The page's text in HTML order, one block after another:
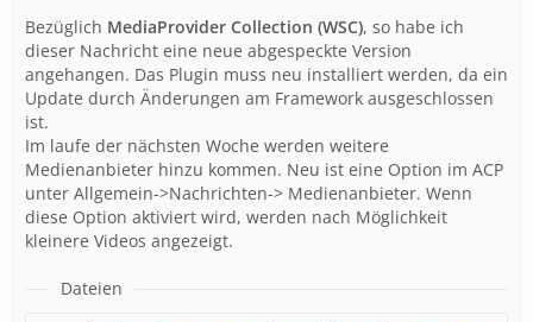
Bezüglich MediaProvider Collection (WSC), so habe ich
dieser Nachricht eine neue abgespeckte Version
angehangen. Das Plugin muss neu installiert werden, da ein
Update durch Änderungen am Framework ausgeschlossen
ist.
Im laufe der nächsten Woche werden weitere
Medienanbieter hinzu kommen. Neu ist eine Option im ACP
unter Allgemein->Nachrichten-> Medienanbieter. Wenn
diese Option aktiviert wird, werden nach Möglichkeit
kleinere Videos angezeigt.
Dateien